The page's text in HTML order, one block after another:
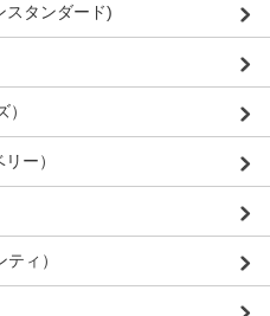
スタンダード)
ー）
ィ）